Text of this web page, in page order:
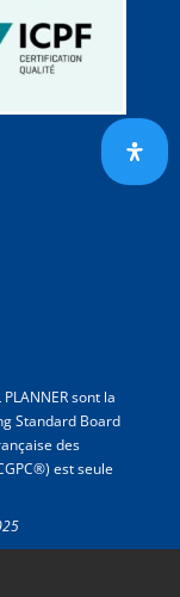
sont la
Standard Board
des
est seule